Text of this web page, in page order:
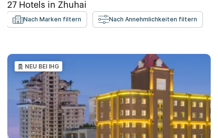
27 Hotels in Zhuhai
Nach Marken filtern Nach Annehmlichkeiten filtern
NEU BEI IHG